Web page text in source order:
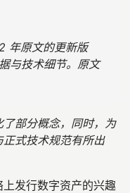
年原文的更新版
与技术细节。原文
部分概念，同时，为
式技术规范有所出
发行数字资产的兴趣